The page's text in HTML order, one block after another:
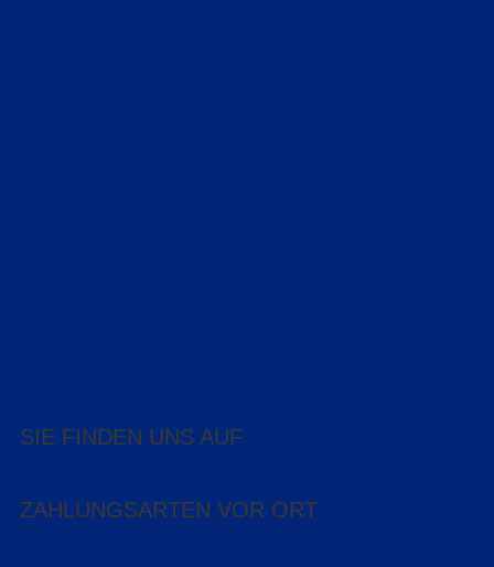
SIE FINDEN UNS AUF
ZAHLUNGSARTEN VOR ORT